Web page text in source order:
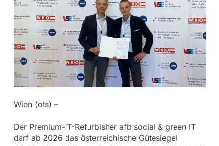
Wien (ots) –
Der Premium-IT-Refurbisher afb social & green IT
darf ab 2026 das österreichische Gütesiegel